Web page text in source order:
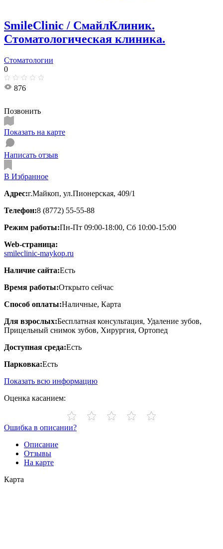
SmileClinic / СмайлКлиник.
Стоматологическая клиника.
Стоматологии
0
876
Позвонить
Показать на карте
Написать отзыв
В Избранное
Адрес:г.Майкоп, ул.Пионерская, 409/1
Телефон:8 (8772) 55-55-88
Режим работы:Пн-Пт 09:00-18:00, Сб 10:00-15:00
Web-страница:
smileclinic-maykop.ru
Наличие сайта:Есть
Время работы:Открыто сейчас
Способ оплаты:Наличные, Карта
Для взрослых:Бесплатная консультация, Удаление зубов,
Прицельный снимок зубов, Хирургия, Ортопед
Доступная среда:Есть
Парковка:Есть
Показать всю информацию
Оценка касанием:
Ошибка в описании?
Описание
Отзывы
На карте
Карта